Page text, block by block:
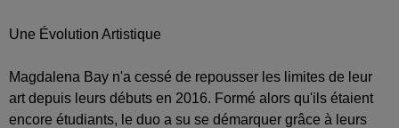
Une Évolution Artistique
Magdalena Bay n'a cessé de repousser les limites de leur
art depuis leurs débuts en 2016. Formé alors qu'ils étaient
encore étudiants, le duo a su se démarquer grâce à leurs